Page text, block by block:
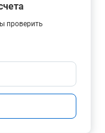
проверить